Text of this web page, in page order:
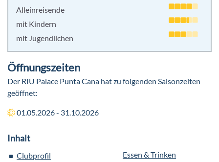
Inhalt
Clubprofil
Essen & Trinken
Alleinreisende
mit Kindern
mit Jugendlichen
Öffnungszeiten
Der RIU Palace Punta Cana hat zu folgenden Saisonzeiten
geöffnet:
01.05.2026 - 31.10.2026